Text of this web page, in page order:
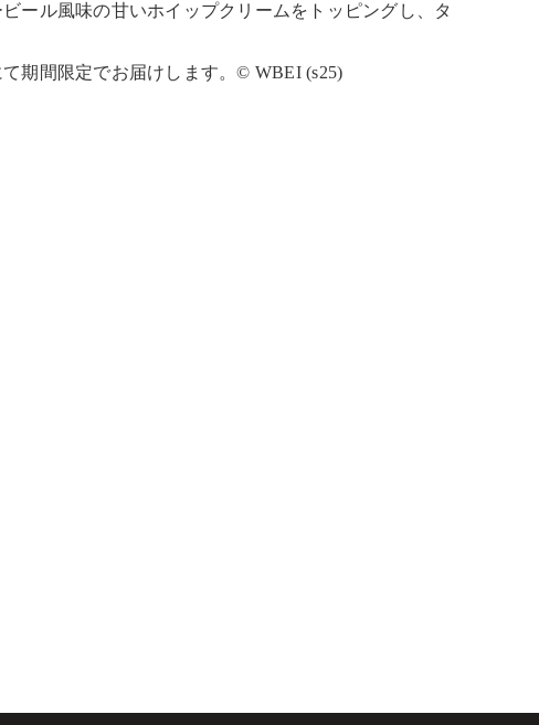
ール風味の甘いホイップクリームをトッピングし、タ
期間限定でお届けします。© WBEI (s25)